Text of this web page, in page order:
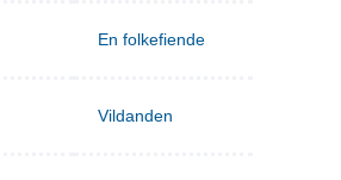
En folkefiende
Vildanden